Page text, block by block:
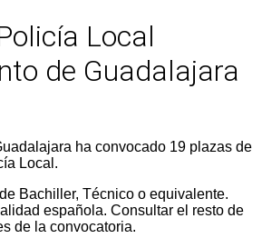
Local
de Guadalajara
ha convocado 19 plazas de
Local.
Bachiller, Técnico o equivalente.
española. Consultar el resto de
de la convocatoria.